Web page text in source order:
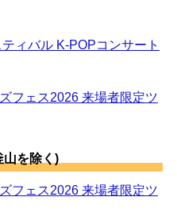
ィバル K-POPコンサート
フェス2026 来場者限定ツ
山を除く)
フェス2026 来場者限定ツ